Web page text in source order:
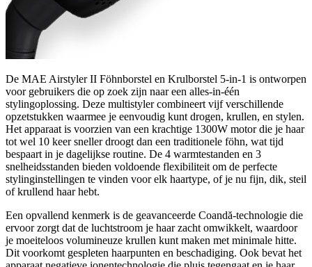
De MAE Airstyler II Föhnborstel en Krulborstel 5-in-1 is ontworpen
voor gebruikers die op zoek zijn naar een alles-in-één
stylingoplossing. Deze multistyler combineert vijf verschillende
opzetstukken waarmee je eenvoudig kunt drogen, krullen, en stylen.
Het apparaat is voorzien van een krachtige 1300W motor die je haar
tot wel 10 keer sneller droogt dan een traditionele föhn, wat tijd
bespaart in je dagelijkse routine. De 4 warmtestanden en 3
snelheidsstanden bieden voldoende flexibiliteit om de perfecte
stylinginstellingen te vinden voor elk haartype, of je nu fijn, dik, steil
of krullend haar hebt.
Een opvallend kenmerk is de geavanceerde Coandă-technologie die
ervoor zorgt dat de luchtstroom je haar zacht omwikkelt, waardoor
je moeiteloos volumineuze krullen kunt maken met minimale hitte.
Dit voorkomt gespleten haarpunten en beschadiging. Ook bevat het